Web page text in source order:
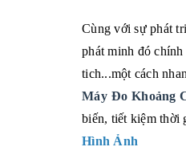
Cùng với sự phát
phát minh đó
tich...một cách
Máy Đo Khoảng
biến, tiết kiệm thời
Hình Ảnh